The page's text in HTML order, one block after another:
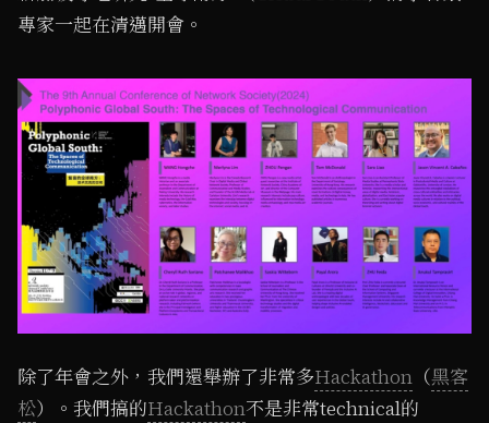
專家一起在清邁開會。
除了年會之外，我們還舉辦了非常多Hackathon （黑客
松）。我們搞的Hackathon不是非常technical的